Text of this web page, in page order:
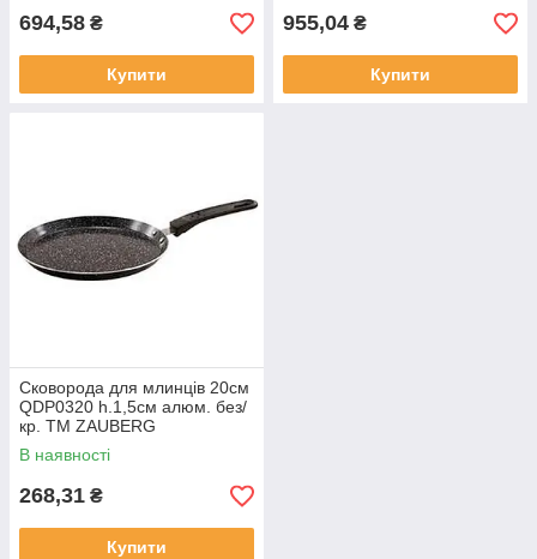
694,58 ₴
Купити
955,04 ₴
Купити
Сковорода для млинців 20см
QDP0320 h.1,5см алюм. без/
кр. ТМ ZAUBERG
В наявності
268,31 ₴
Купити